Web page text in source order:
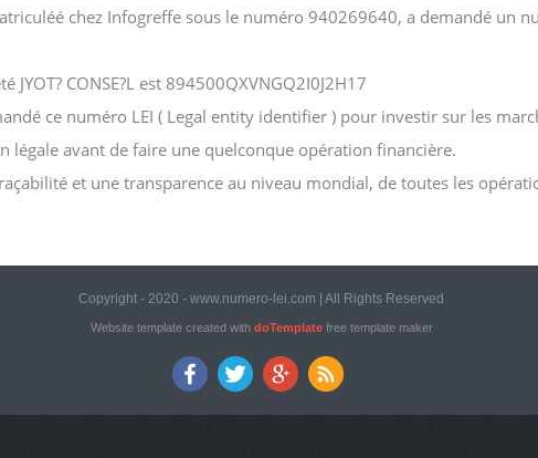
chez Infogreffe sous le numéro 940269640, a demandé un
CONSE?L est 894500QXVNGQ2I0J2H17
ce numéro LEI ( Legal entity identifier ) pour investir sur les
légale avant de faire une quelconque opération financière.
et une transparence au niveau mondial, de toutes les
Copyright - 2020 - www.numero-lei.com | All Rights Reserved
Website template created with doTemplatefree template maker